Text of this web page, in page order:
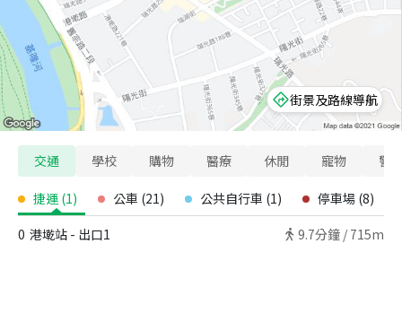
街景及路線導航
交通 學校 購物 醫療 休閒 寵物 警
捷運 (1) 公車 (21) 公共自行車 (1) 停車場 (8)
0 港墘站 - 出口1 9.7分鐘 / 715m